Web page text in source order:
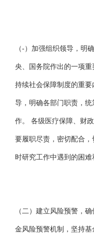
（-）加强组织领导，明
央、国务院作出的一项
持续社会保障制度的重
导，明确各部门职责，
作。 各级医疗保障、财
要履职尽责，密切配合
时研究工作中遇到的困难
（二）建立风险预警，
金风险预警机制，坚持